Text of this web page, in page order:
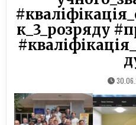
к_3_розряду